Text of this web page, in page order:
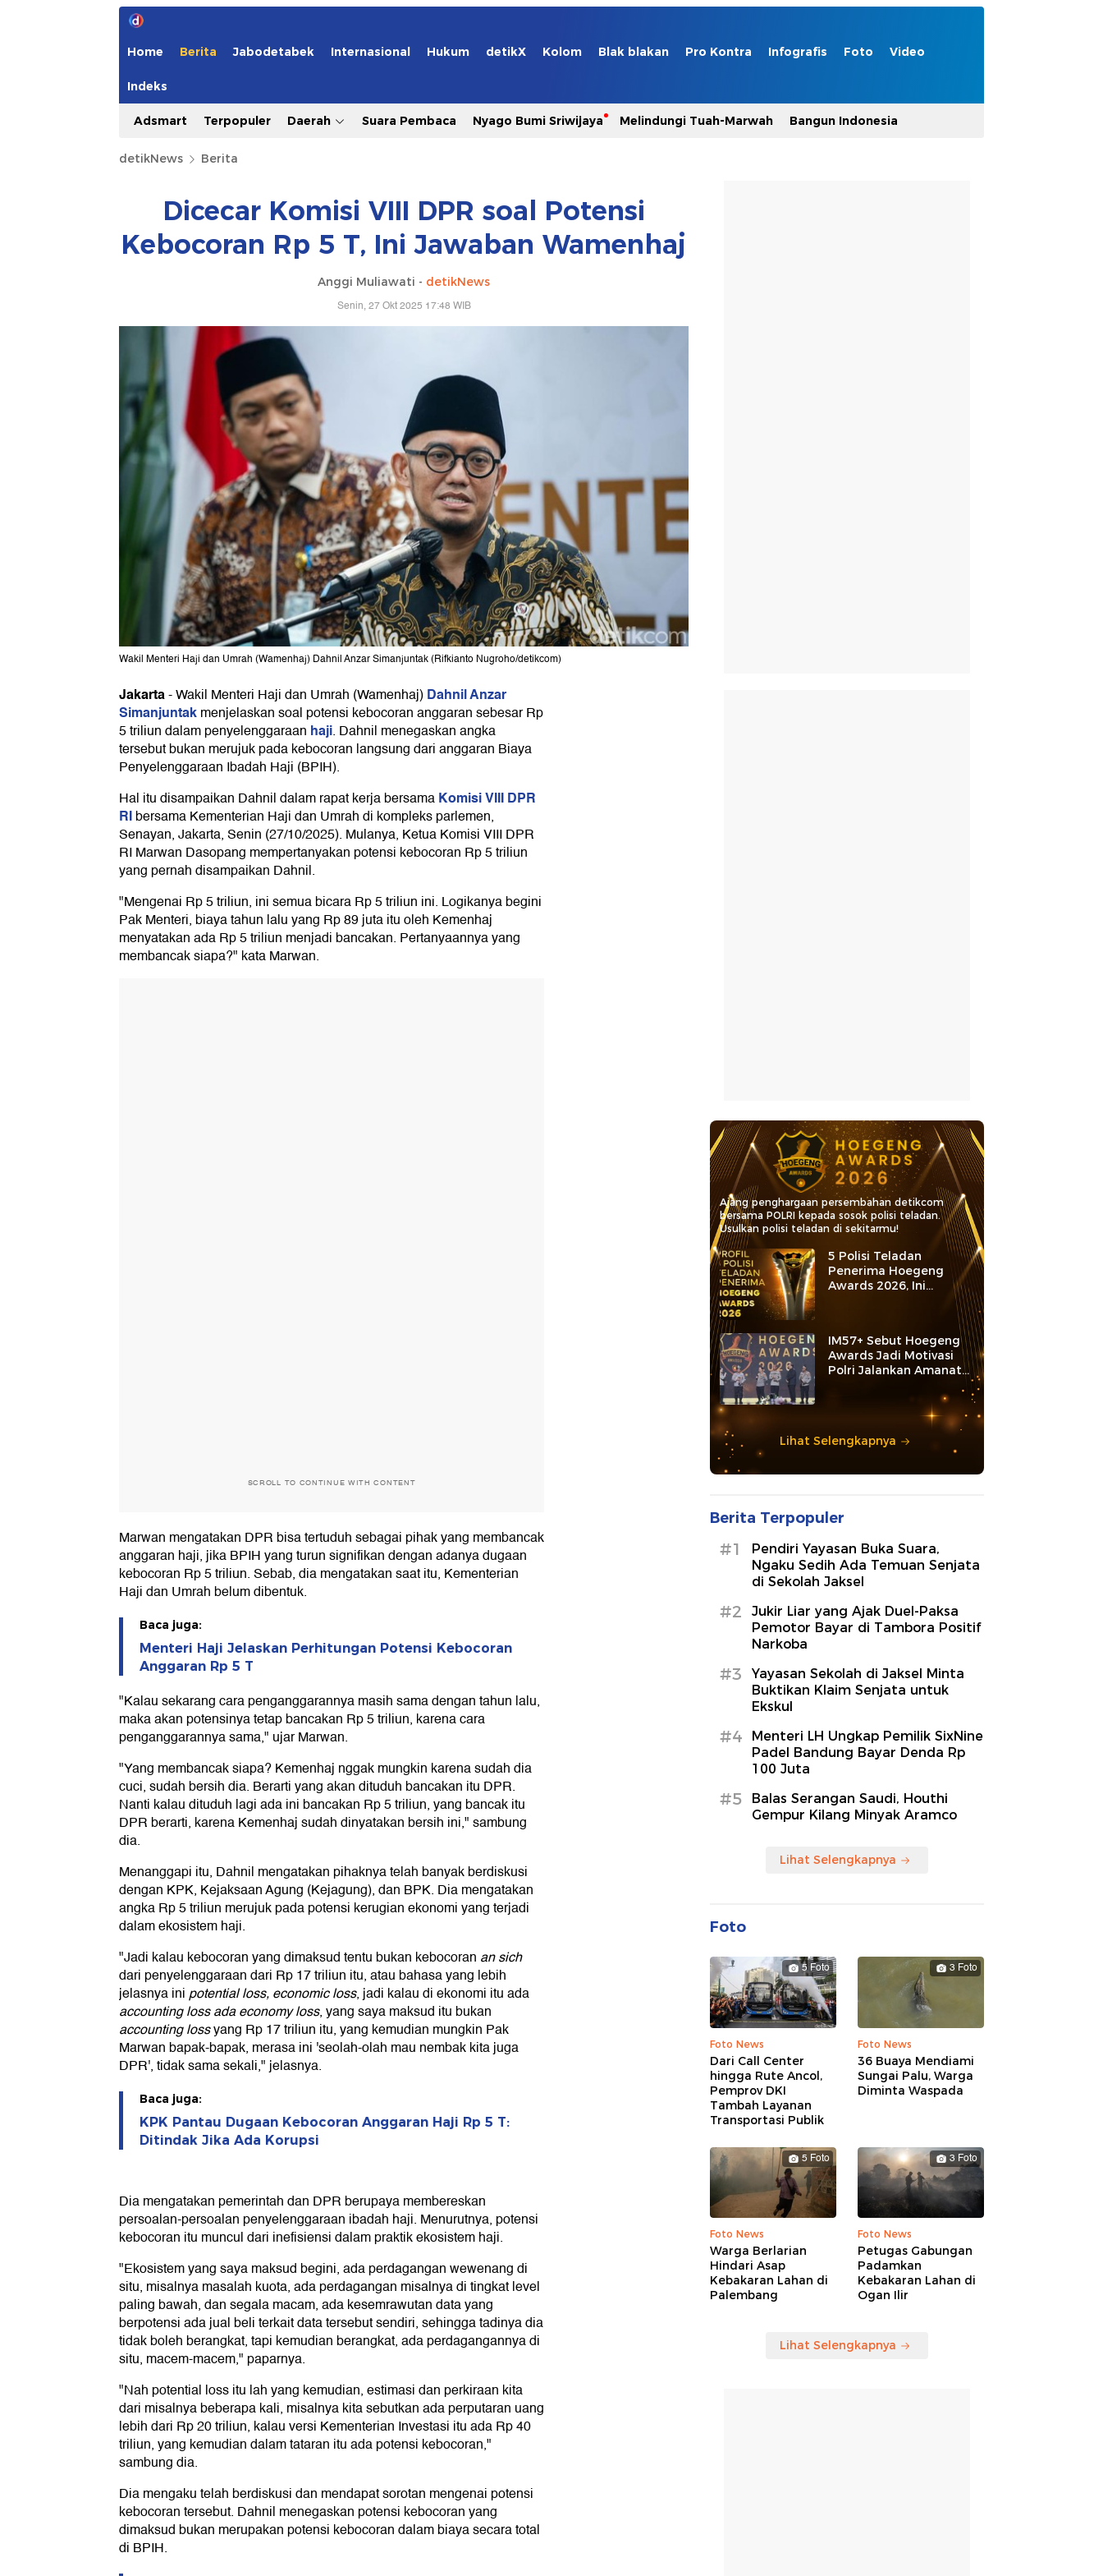
Home Berita Jabodetabek Internasional Hukum detikX Kolom Blak blakan Pro Kontra Infografis Foto Video
Indeks
Adsmart Terpopuler Daerah Suara Pembaca Nyago Bumi Sriwijaya Melindungi Tuah-Marwah Bangun Indonesia
detikNews Berita
Dicecar Komisi VIII DPR soal Potensi
Kebocoran Rp 5 T, Ini Jawaban Wamenhaj
Anggi Muliawati - detikNews
Senin, 27 Okt 2025 17:48 WIB
Wakil Menteri Haji dan Umrah (Wamenhaj) Dahnil Anzar Simanjuntak (Rifkianto Nugroho/detikcom)
Jakarta-Wakil Menteri Haji dan Umrah (Wamenhaj)Dahnil Anzar
Simanjuntakmenjelaskan soal potensi kebocoran anggaran sebesar Rp
5 triliun dalam penyelenggaraan haji. Dahnil menegaskan angka
tersebut bukan merujuk pada kebocoran langsung dari anggaran Biaya
Penyelenggaraan Ibadah Haji (BPIH).
Hal itu disampaikan Dahnil dalam rapat kerja bersamaKomisi VIII DPR
RIbersama Kementerian Haji dan Umrah di kompleks parlemen,
Senayan, Jakarta, Senin (27/10/2025). Mulanya, Ketua Komisi VIII DPR
RI Marwan Dasopang mempertanyakan potensi kebocoran Rp 5 triliun
yang pernah disampaikan Dahnil.
"Mengenai Rp 5 triliun, ini semua bicara Rp 5 triliun ini. Logikanya begini
Pak Menteri, biaya tahun lalu yang Rp 89 juta itu oleh Kemenhaj
menyatakan ada Rp 5 triliun menjadi bancakan. Pertanyaannya yang
membancak siapa?" kata Marwan.
SCROLL TO CONTINUE WITH CONTENT
Marwan mengatakan DPR bisa tertuduh sebagai pihak yang membancak
anggaran haji, jika BPIH yang turun signifikan dengan adanya dugaan
kebocoran Rp 5 triliun. Sebab, dia mengatakan saat itu, Kementerian
Haji dan Umrah belum dibentuk.
Baca juga:
Menteri Haji Jelaskan Perhitungan Potensi Kebocoran
Anggaran Rp 5 T
"Kalau sekarang cara penganggarannya masih sama dengan tahun lalu,
maka akan potensinya tetap bancakan Rp 5 triliun, karena cara
penganggarannya sama," ujar Marwan.
"Yang membancak siapa? Kemenhaj nggak mungkin karena sudah dia
cuci, sudah bersih dia. Berarti yang akan dituduh bancakan itu DPR.
Nanti kalau dituduh lagi ada ini bancakan Rp 5 triliun, yang bancak itu
DPR berarti, karena Kemenhaj sudah dinyatakan bersih ini," sambung
dia.
Menanggapi itu, Dahnil mengatakan pihaknya telah banyak berdiskusi
dengan KPK, Kejaksaan Agung (Kejagung), dan BPK. Dia mengatakan
angka Rp 5 triliun merujuk pada potensi kerugian ekonomi yang terjadi
dalam ekosistem haji.
"Jadi kalau kebocoran yang dimaksud tentu bukan kebocoran an sich
dari penyelenggaraan dari Rp 17 triliun itu, atau bahasa yang lebih
jelasnya inipotential loss, economic loss, jadi kalau di ekonomi itu ada
accounting loss ada economy loss, yang saya maksud itu bukan
accounting lossyang Rp 17 triliun itu, yang kemudian mungkin Pak
Marwan bapak-bapak, merasa ini 'seolah-olah mau nembak kita juga
DPR', tidak sama sekali," jelasnya.
Baca juga:
KPK Pantau Dugaan Kebocoran Anggaran Haji Rp 5 T:
Ditindak Jika Ada Korupsi
Dia mengatakan pemerintah dan DPR berupaya membereskan
persoalan-persoalan penyelenggaraan ibadah haji. Menurutnya, potensi
kebocoran itu muncul dari inefisiensi dalam praktik ekosistem haji.
"Ekosistem yang saya maksud begini, ada perdagangan wewenang di
situ, misalnya masalah kuota, ada perdagangan misalnya di tingkat level
paling bawah, dan segala macam, ada kesemrawutan data yang
berpotensi ada jual beli terkait data tersebut sendiri, sehingga tadinya dia
tidak boleh berangkat, tapi kemudian berangkat, ada perdagangannya di
situ, macem-macem," paparnya.
"Nah potential loss itu lah yang kemudian, estimasi dan perkiraan kita
dari misalnya beberapa kali, misalnya kita sebutkan ada perputaran uang
lebih dari Rp 20 triliun, kalau versi Kementerian Investasi itu ada Rp 40
triliun, yang kemudian dalam tataran itu ada potensi kebocoran,"
sambung dia.
Dia mengaku telah berdiskusi dan mendapat sorotan mengenai potensi
kebocoran tersebut. Dahnil menegaskan potensi kebocoran yang
dimaksud bukan merupakan potensi kebocoran dalam biaya secara total
di BPIH.
Ajang penghargaan persembahan detikcom
bersama POLRI kepada sosok polisi teladan.
Usulkan polisi teladan di sekitarmu!
5 Polisi Teladan
Penerima Hoegeng
Awards 2026, Ini
Kategori dan Kiprahnya
IM57+ Sebut Hoegeng
Awards Jadi Motivasi
Polri Jalankan Amanat
Lihat Selengkapnya
Berita Terpopuler
#1
Pendiri Yayasan Buka Suara,
Ngaku Sedih Ada Temuan Senjata
di Sekolah Jaksel
#2
Jukir Liar yang Ajak Duel-Paksa
Pemotor Bayar di Tambora Positif
Narkoba
#3
Yayasan Sekolah di Jaksel Minta
Buktikan Klaim Senjata untuk
Ekskul
#4
Menteri LH Ungkap Pemilik SixNine
Padel Bandung Bayar Denda Rp
100 Juta
#5
Balas Serangan Saudi, Houthi
Gempur Kilang Minyak Aramco
Lihat Selengkapnya
Foto
5 Foto
Foto News
Dari Call Center
hingga Rute Ancol,
Pemprov DKI
Tambah Layanan
Transportasi Publik
3 Foto
Foto News
36 Buaya Mendiami
Sungai Palu, Warga
Diminta Waspada
5 Foto
Foto News
Warga Berlarian
Hindari Asap
Kebakaran Lahan di
Palembang
3 Foto
Foto News
Petugas Gabungan
Padamkan
Kebakaran Lahan di
Ogan Ilir
Lihat Selengkapnya